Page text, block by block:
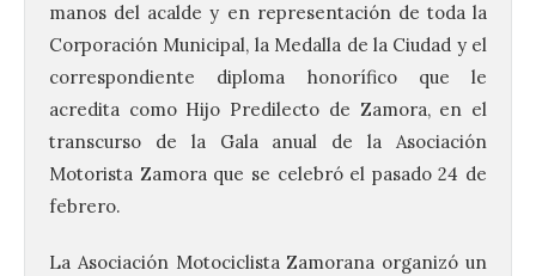
manos del acalde y en representación de toda la
Corporación Municipal, la Medalla de la Ciudad y el
correspondiente diploma honorífico que le
acredita como Hijo Predilecto de Zamora, en el
transcurso de la Gala anual de la Asociación
Motorista Zamora que se celebró el pasado 24 de
febrero.
La Asociación Motociclista Zamorana organizó un